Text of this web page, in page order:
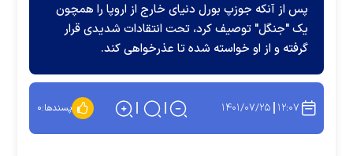
پس از آنکه جوزپ بورل دنیای خارج از اروپا را همچون
یک "جنگل" توصیف کرد، تحت انتقادات شدیدی قرار
گرفته و از او خواسته شده تا عذرخواهی کند.
۱۲:۰۷ ۱۴۰۱/۰۷/۲۵ پسندها:۰